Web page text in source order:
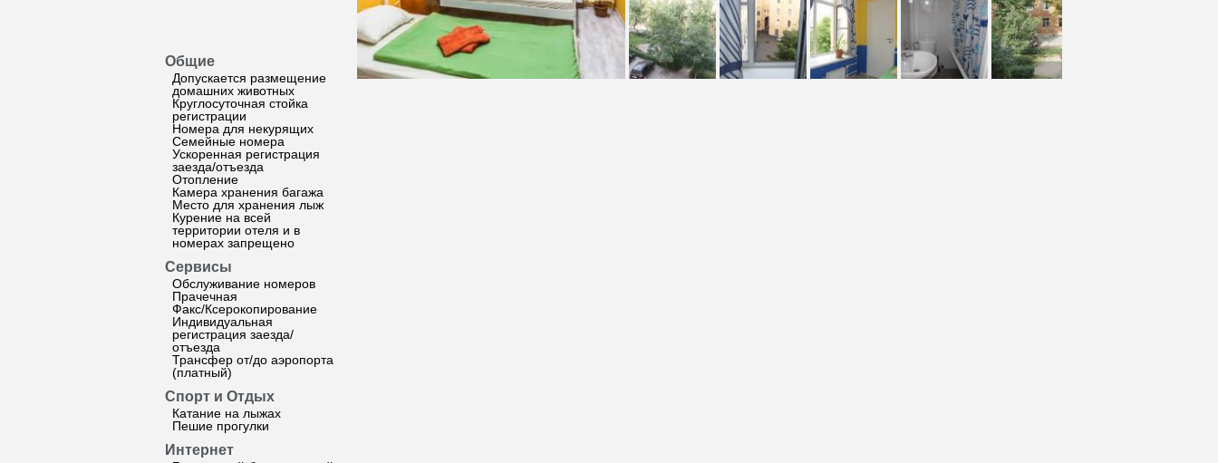
Общие
Допускается размещение
домашних животных
Круглосуточная стойка
регистрации
Номера для некурящих
Семейные номера
Ускоренная регистрация
заезда/отъезда
Отопление
Камера хранения багажа
Место для хранения лыж
Курение на всей
территории отеля и в
номерах запрещено
Сервисы
Обслуживание номеров
Прачечная
Факс/Ксерокопирование
Индивидуальная
регистрация заезда/
отъезда
Трансфер от/до аэропорта
(платный)
Спорт и Отдых
Катание на лыжах
Пешие прогулки
Интернет